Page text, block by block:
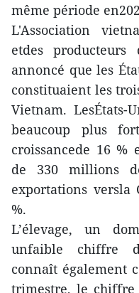
même période
L'Association
etdes
annoncé que les
constituaient les
Vietnam. LesÉtats-
beaucoup plus
croissancede 16 %
de 330 millions
exportations versla
%.
L’élevage, un
unfaible chiffre
connaît également
trimestre, le chiffre